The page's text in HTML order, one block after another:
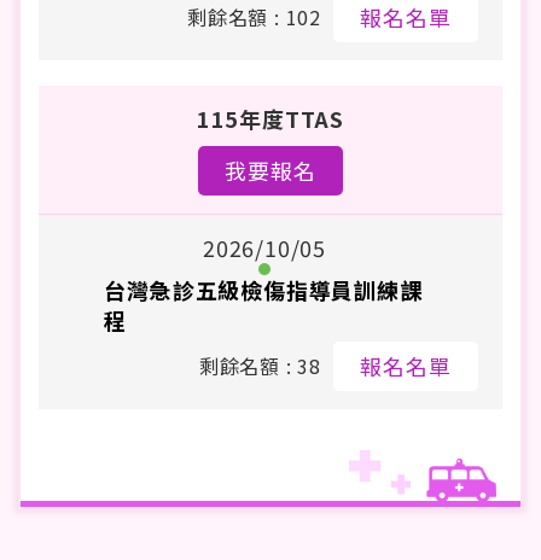
剩餘名額 : 102 報名名單
115年度TTAS
我要報名
2026/10/05
台灣急診五級檢傷指導員訓練課
程
剩餘名額 : 38 報名名單